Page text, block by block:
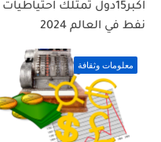
اكبر15دول تمتلك احتياطيات
نفط في العالم 2024
معلومات وثقافة